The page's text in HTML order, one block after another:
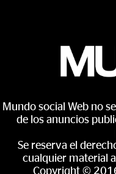
Mundo social Web no
de los anuncios
Se reserva el
cualquier material
Copyright ©